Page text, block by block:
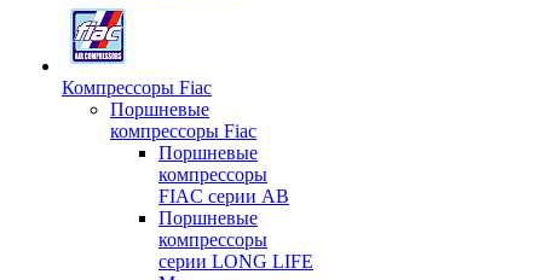
Компрессоры Fiac
Поршневые
компрессоры Fiac
Поршневые
компрессоры
FIAC серии AB
Поршневые
компрессоры
серии LONG LIFE